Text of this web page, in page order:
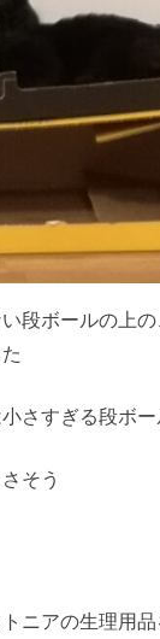
段ボールの上
さすぎる段ボ
そう
ニアの生理用